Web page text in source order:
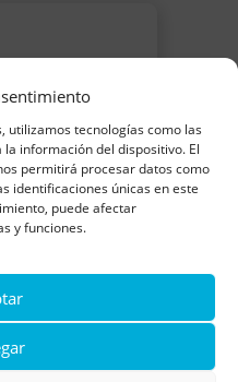
utilizamos tecnologías como las
información del dispositivo. El
permitirá procesar datos como
identificaciones únicas en este
puede afectar
y funciones.
con Cáncer de